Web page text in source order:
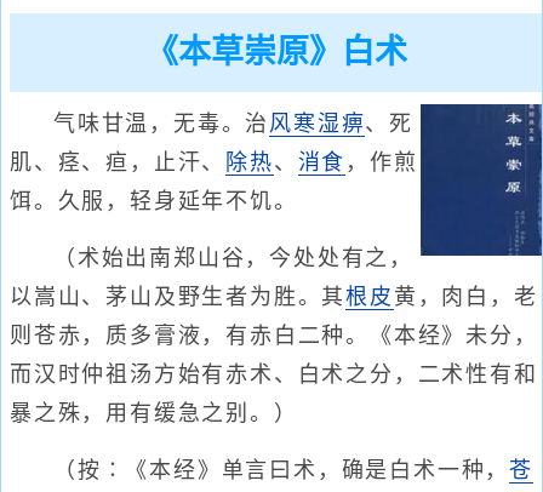
《本草崇原》白术
气味甘温，无毒。治 风寒湿痹、死
肌、痉、疸，止汗、
除热、 消食 ，作煎
饵。久服，轻身延年不饥。
（术始出南郑山谷，今处处有之，
以嵩山、茅山及野生者为胜。其根皮 黄，肉白，老
则苍赤，质多膏液，有赤白二种。《本经》未分，
而汉时仲祖汤方始有赤术、白术之分，二术性有和
暴之殊，用有缓急之别。）
（按∶《本经》单言曰术，确是白术一种，苍